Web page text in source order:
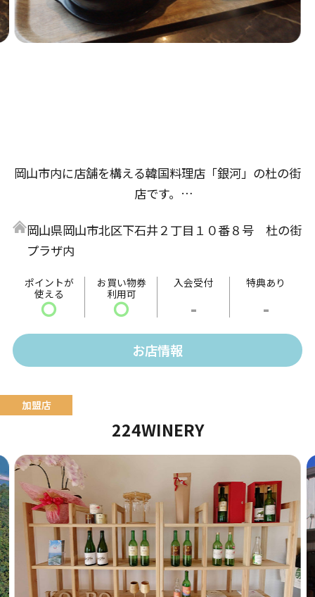
岡山市内に店舗を構える韓国料理店「銀河」の杜の街
店です。
ンと具だくさんで素材のうまみがギュッとつまったキ
ンパがセットになった「ラーメン・キムパブセット」
や、お肉と野菜をガッツリ楽しめる「プルコギセッ
ト」など、ボリュームたっぷりのメニューを提供しま
す。
そのほか、14時以降には夜メニューとして「海鮮チヂ
ミ」や「トッポギ」などの単品メニューなども販売。
岡山県岡山市北区下石井２丁目１０番８号 杜の街
プラザ内
ポイントが
使える
〇
お買い物券
利用可
〇
入会受付
-
特典あり
-
お店情報
224WINERY